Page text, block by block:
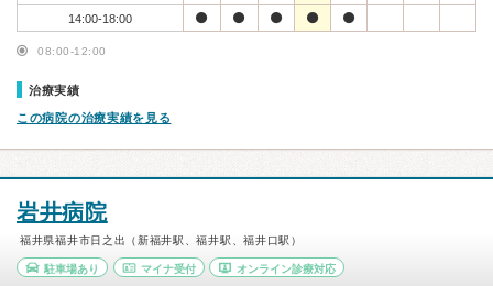
14:00-18:00
08:00-12:00
治療実績
この病院の治療実績を見る
岩井病院
福井県福井市日之出（新福井駅、福井駅、福井口駅）
駐車場あり マイナ受付 オンライン診療対応